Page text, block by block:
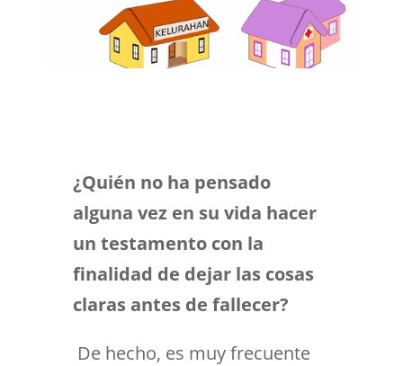
¿Quién no ha pensado
alguna vez en su vida hacer
un testamento con la
finalidad de dejar las cosas
claras antes de fallecer?
De hecho, es muy frecuente